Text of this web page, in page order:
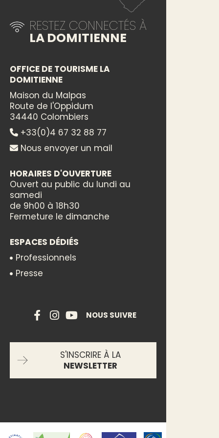
RESTEZ CONNECTÉS À
LA DOMITIENNE
OFFICE DE TOURISME LA
DOMITIENNE
Maison du Malpas
Route de l'Oppidum
34440 Colombiers
+33(0)4 67 32 88 77
Nous envoyer un mail
HORAIRES D'OUVERTURE
Ouvert au public du lundi au
samedi
de 9h00 à 18h30
Fermeture le dimanche
ESPACES DÉDIÉS
Professionnels
Presse
NOUS SUIVRE
S'INSCRIRE À LA
NEWSLETTER